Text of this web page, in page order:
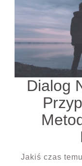
Dialog
Jakiś czas